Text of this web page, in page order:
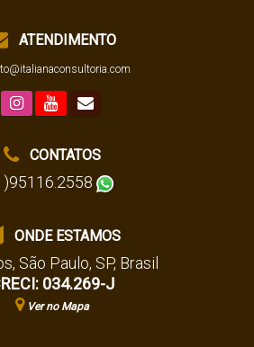
ATENDIMENTO
CONTATOS
ONDE ESTAMOS
, São Paulo, SP, Brasil
034.269-J
Ver no Mapa